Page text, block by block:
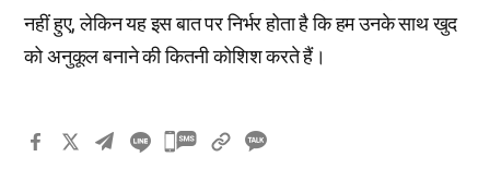
नहीं हुए, लेकिन यह इस बात पर निर्भर होता है कि हम उनके साथ खुद
को अनुकूल बनाने की कितनी कोशिश करते हैं।
카